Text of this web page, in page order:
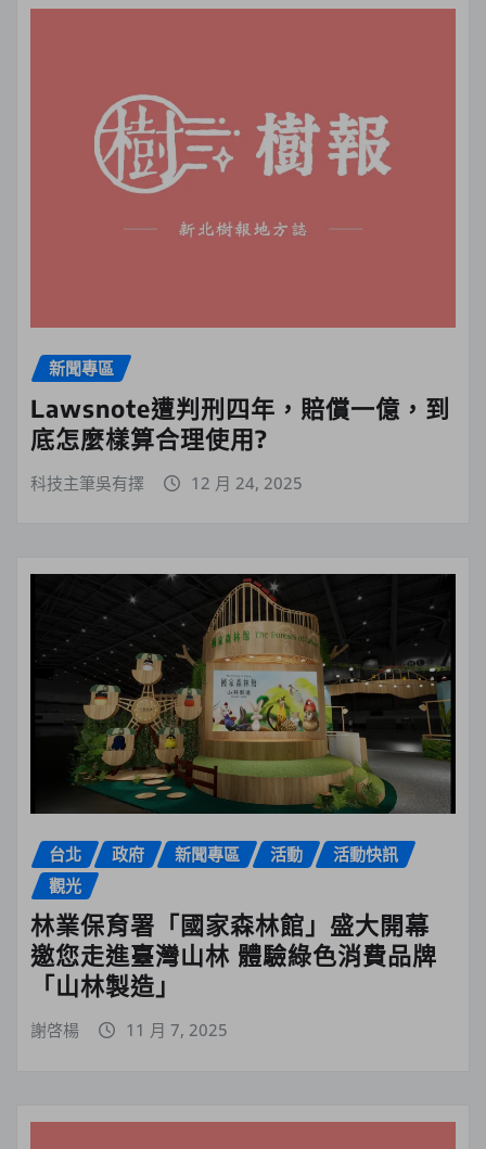
新聞專區
Lawsnote遭判刑四年，賠償一億，到
底怎麼樣算合理使用?
科技主筆吳有擇 12 月 24, 2025
台北 政府 新聞專區 活動
活動快訊
觀光
林業保育署「國家森林館」盛大開幕
邀您走進臺灣山林 體驗綠色消費品牌
「山林製造」
謝啓楊 11 月 7, 2025